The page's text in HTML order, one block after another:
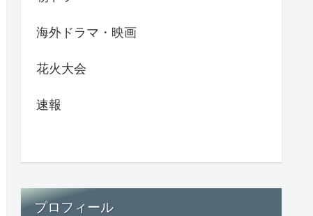
海外ドラマ・映画
花火大会
速報
プロフィール